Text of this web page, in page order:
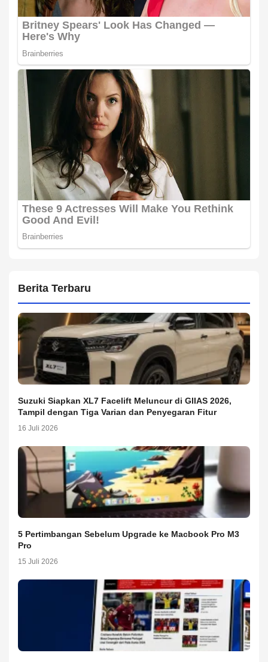
Berita Terbaru
Suzuki Siapkan XL7 Facelift Meluncur di GIIAS 2026,
Tampil dengan Tiga Varian dan Penyegaran Fitur
16 Juli 2026
5 Pertimbangan Sebelum Upgrade ke Macbook Pro M3
Pro
15 Juli 2026